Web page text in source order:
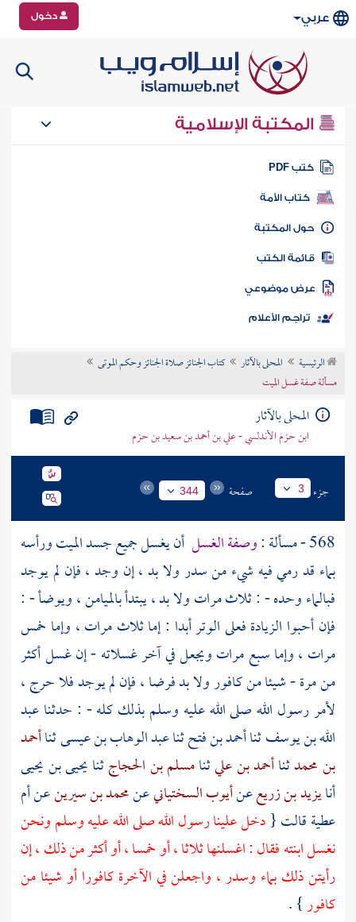
عربي دخول
المكتبة الإسلامية
كتب PDF
كتاب الأمة
المكتبة
الكتب
موضوعي
تراجم الأعلام
الرئيسية المحلى بالآثار
كتاب الجنائز صلاة الجنائز وحكم الموتى
مسألة صفة غسل الميت
المحلى بالآثار
ابن حزم الأندلسي - علي بن أحمد بن سعيد بن حزم
جزء 3 صفحة 344
568 - مسألة : وصفة الغسل أن يغسل جميع جسد الميت ورأسه
بماء قد رمي فيه شيء من سدر ولا بد ، إن وجد ، فإن لم يوجد
فبالماء وحده - : ثلاث مرات ولا بد ، يبتدأ بالميامن ، ويوضأ - :
فإن أحبوا الزيادة فعلى الوتر أبدا : إما ثلاث مرات ، وإما خمس
مرات ، وإما سبع مرات ويجعل في آخر غسلاته - إن غسل أكثر
من مرة - شيئا من كافور ولا بد فرضا ، فإن لم يوجد فلا حرج ،
لأمر رسول الله صلى الله عليه وسلم بذلك كله - : حدثناعبد
الله بن يوسفثناأحمد بن فتحثناعبد الوهاب بن عيسىثناأحمد
بن محمدثناأحمد بن عليثنامسلم بن الحجاجثنايحيى بن يحيى
أنايزيد بن زريععنأيوب السختيانيعنمحمد بن سيرينعنأم
عطيةقالت {دخل علينا رسول الله صلى الله عليه وسلم ونحن
نغسل ابنته فقال : اغسلنها ثلاثا ، أو خمسا ، أو أكثر من ذلك ، إن
رأيتن ذلك بماء وسدر ، واجعلن في الآخرة كافورا أو شيئا من
كافور} .